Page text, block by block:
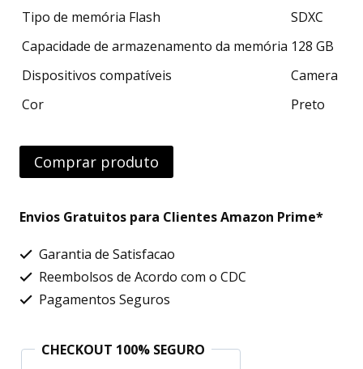
Tipo de memória Flash
SDXC
Capacidade de armazenamento da memória 128 GB
Dispositivos compatíveis
Camera
Cor
Preto
Comprar produto
Envios Gratuitos para Clientes Amazon Prime*
Garantia de Satisfacao
Reembolsos de Acordo com o CDC
Pagamentos Seguros
CHECKOUT 100% SEGURO